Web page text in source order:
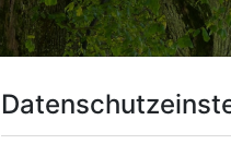
DAS